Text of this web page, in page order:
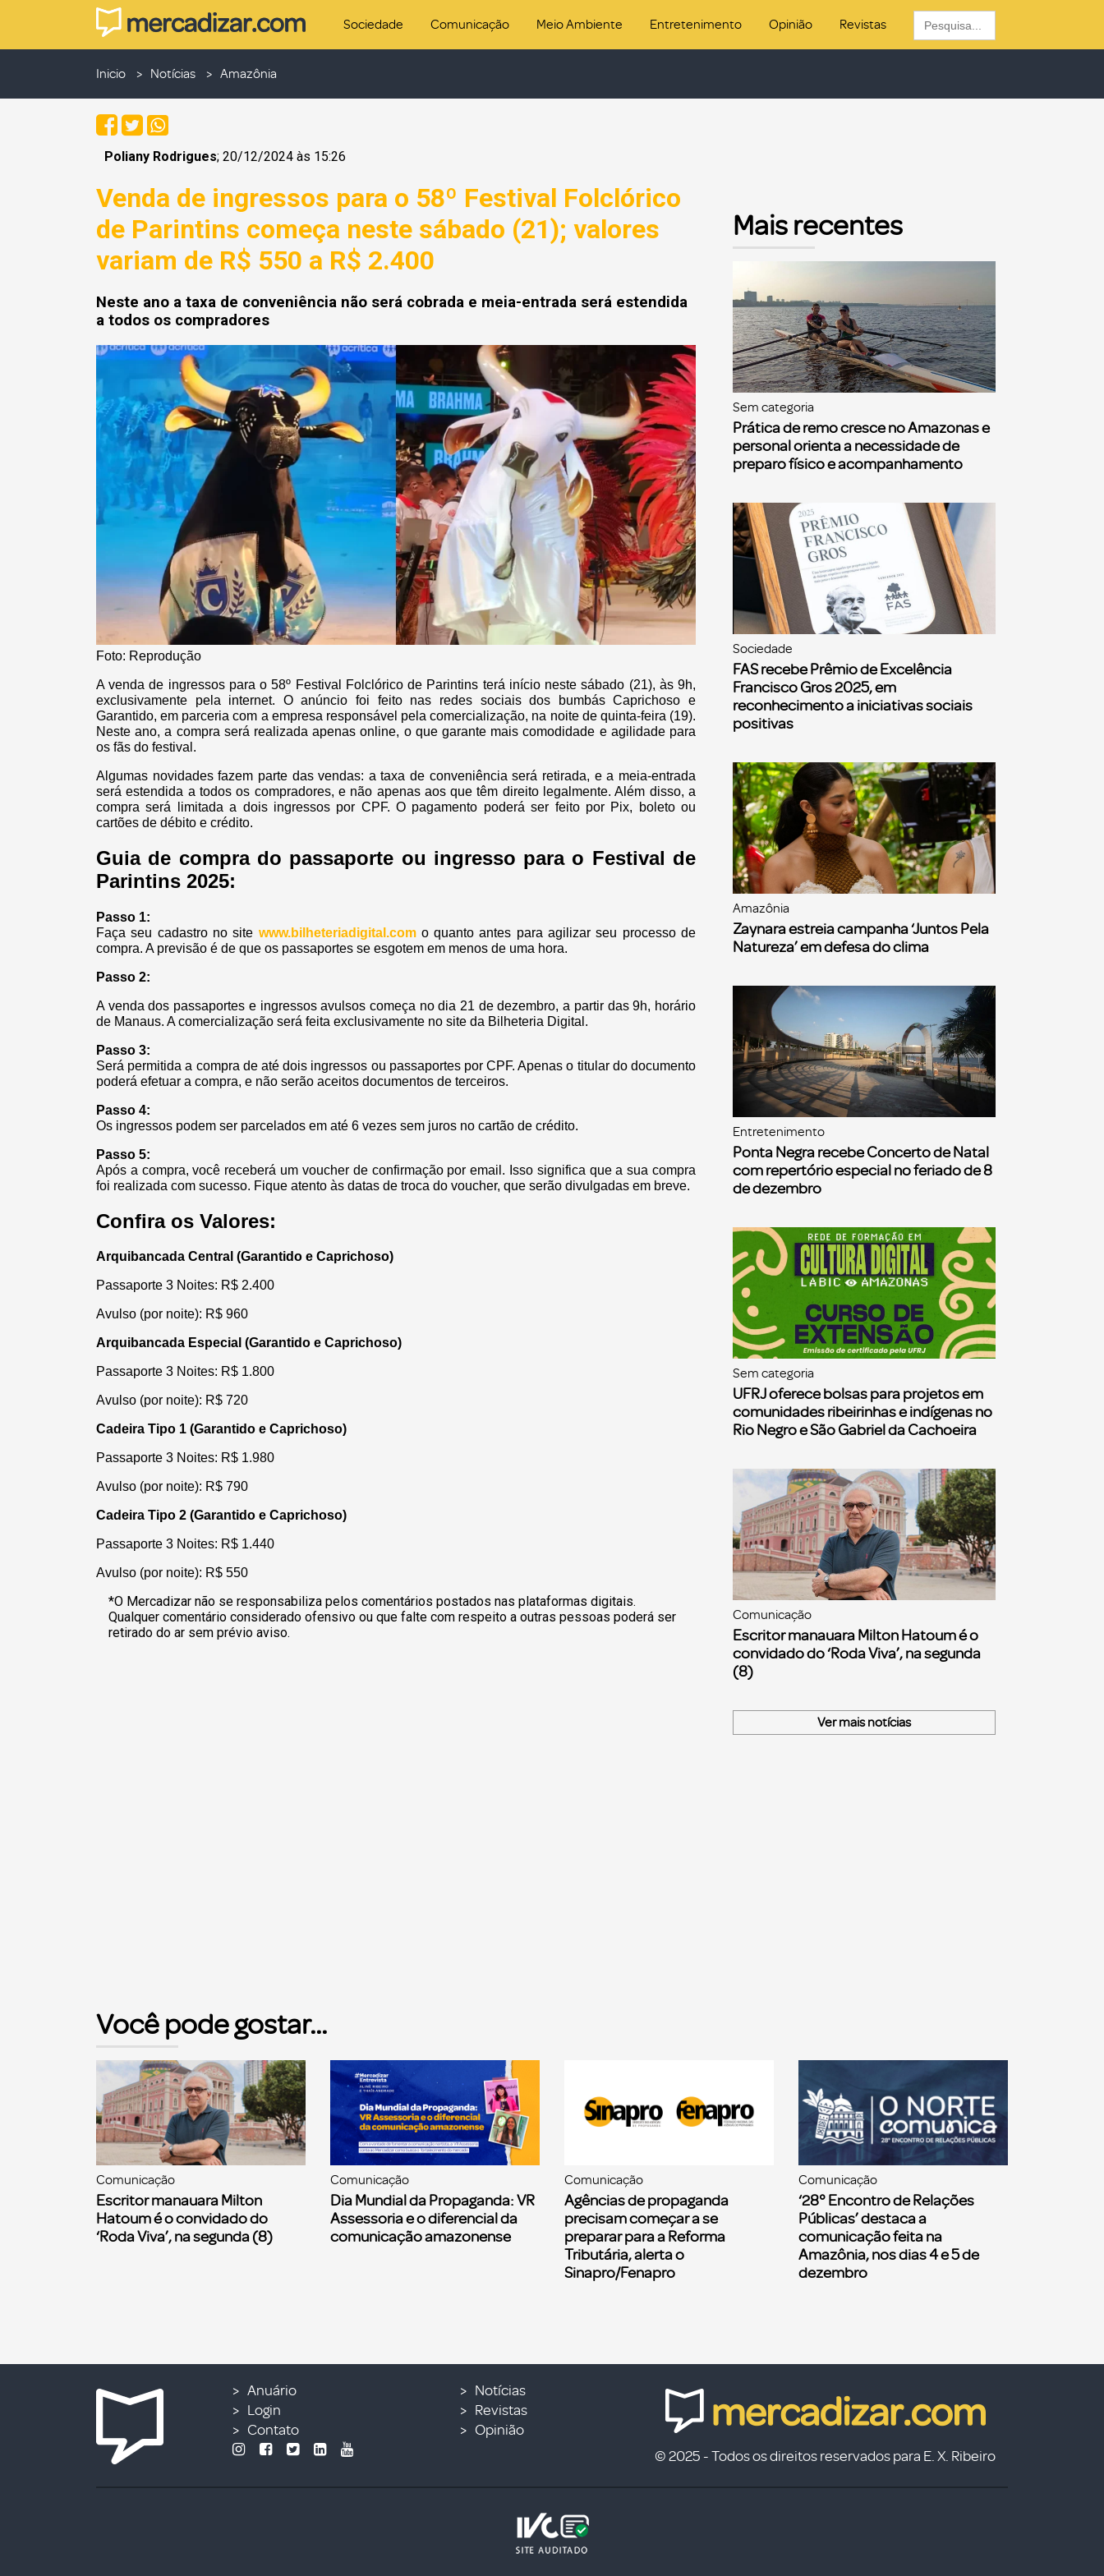
Sociedade Comunicação Meio Ambiente Entretenimento Opinião Revistas
Search
for:
Inicio Notícias Amazônia
Poliany Rodrigues; 20/12/2024 às 15:26
Venda de ingressos para o 58º Festival Folclórico
de Parintins começa neste sábado (21); valores
variam de R$ 550 a R$ 2.400
Neste ano a taxa de conveniência não será cobrada e meia-entrada será estendida
a todos os compradores
Foto: Reprodução
A venda de ingressos para o 58º Festival Folclórico de Parintins terá início neste sábado (21), às 9h,
exclusivamente pela internet. O anúncio foi feito nas redes sociais dos bumbás Caprichoso e
Garantido, em parceria com a empresa responsável pela comercialização, na noite de quinta-feira (19).
Neste ano, a compra será realizada apenas online, o que garante mais comodidade e agilidade para
os fãs do festival.
Algumas novidades fazem parte das vendas: a taxa de conveniência será retirada, e a meia-entrada
será estendida a todos os compradores, e não apenas aos que têm direito legalmente. Além disso, a
compra será limitada a dois ingressos por CPF. O pagamento poderá ser feito por Pix, boleto ou
cartões de débito e crédito.
Guia de compra do passaporte ou ingresso para o Festival de
Parintins 2025:
Passo 1:
Faça seu cadastro no site www.bilheteriadigital.com o quanto antes para agilizar seu processo de
compra. A previsão é de que os passaportes se esgotem em menos de uma hora.
Passo 2:
A venda dos passaportes e ingressos avulsos começa no dia 21 de dezembro, a partir das 9h, horário
de Manaus. A comercialização será feita exclusivamente no site da Bilheteria Digital.
Passo 3:
Será permitida a compra de até dois ingressos ou passaportes por CPF. Apenas o titular do documento
poderá efetuar a compra, e não serão aceitos documentos de terceiros.
Passo 4:
Os ingressos podem ser parcelados em até 6 vezes sem juros no cartão de crédito.
Passo 5:
Após a compra, você receberá um voucher de confirmação por email. Isso significa que a sua compra
foi realizada com sucesso. Fique atento às datas de troca do voucher, que serão divulgadas em breve.
Confira os Valores:
Arquibancada Central (Garantido e Caprichoso)
Passaporte 3 Noites: R$ 2.400
Avulso (por noite): R$ 960
Arquibancada Especial (Garantido e Caprichoso)
Passaporte 3 Noites: R$ 1.800
Avulso (por noite): R$ 720
Cadeira Tipo 1 (Garantido e Caprichoso)
Passaporte 3 Noites: R$ 1.980
Avulso (por noite): R$ 790
Cadeira Tipo 2 (Garantido e Caprichoso)
Passaporte 3 Noites: R$ 1.440
Avulso (por noite): R$ 550
*O Mercadizar não se responsabiliza pelos comentários postados nas plataformas digitais.
Qualquer comentário considerado ofensivo ou que falte com respeito a outras pessoas poderá ser
retirado do ar sem prévio aviso.
Mais recentes
Sem categoria
Prática de remo cresce no Amazonas e
personal orienta a necessidade de
preparo físico e acompanhamento
Sociedade
FAS recebe Prêmio de Excelência
Francisco Gros 2025, em
reconhecimento a iniciativas sociais
positivas
Amazônia
Zaynara estreia campanha ‘Juntos Pela
Natureza’ em defesa do clima
Entretenimento
Ponta Negra recebe Concerto de Natal
com repertório especial no feriado de 8
de dezembro
Sem categoria
UFRJ oferece bolsas para projetos em
comunidades ribeirinhas e indígenas no
Rio Negro e São Gabriel da Cachoeira
Comunicação
Escritor manauara Milton Hatoum é o
convidado do ‘Roda Viva’, na segunda
(8)
Ver mais notícias
Você pode gostar...
Comunicação
Escritor manauara Milton
Hatoum é o convidado do
‘Roda Viva’, na segunda (8)
Comunicação
Dia Mundial da Propaganda: VR
Assessoria e o diferencial da
comunicação amazonense
Comunicação
Agências de propaganda
precisam começar a se
preparar para a Reforma
Tributária, alerta o
Sinapro/Fenapro
Comunicação
‘28° Encontro de Relações
Públicas’ destaca a
comunicação feita na
Amazônia, nos dias 4 e 5 de
dezembro
Anuário
Login
Contato
Notícias
Revistas
Opinião
© 2025 - Todos os direitos reservados para E. X. Ribeiro